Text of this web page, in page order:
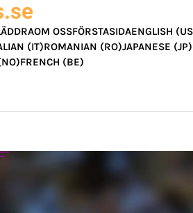
OM OSSFÖRSTASIDAENGLISH
(IT)ROMANIAN (RO)JAPANESE (JP)
FRENCH (BE)